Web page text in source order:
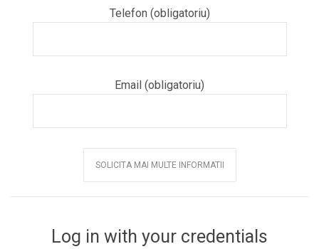
Telefon (obligatoriu)
Email (obligatoriu)
Log in with your credentials